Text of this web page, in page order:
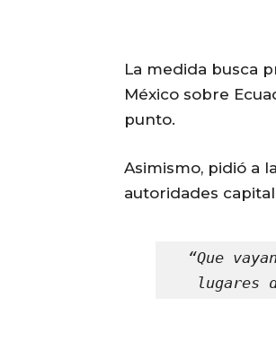
La medida busca
México sobre
punto.
Asimismo, pidió a
autoridades
“Que
lugares